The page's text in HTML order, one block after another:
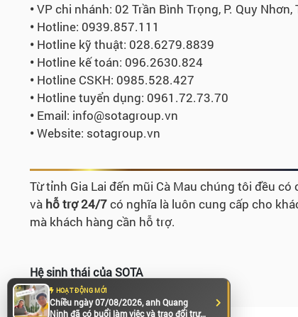
•VP chi nhánh: 02 Trần Bình Trọng, P. Quy Nhơn,
• Hotline: 0939.857.111
• Hotline kỹ thuật: 028.6279.8839
• Hotline kế toán: 096.2630.824
• Hotline CSKH: 0985.528.427
• Hotline tuyển dụng: 0961.72.73.70
• Email: info@sotagroup.vn
•Website: sotagroup.vn
Từ tỉnh Gia Lai đến mũi Cà Mau chúng tôi đều
và hỗ trợ 24/7có nghĩa là luôn cung cấp cho
mà khách hàng cần hỗ trợ.
Hệ sinh thái của SOTA
HOẠT ĐỘNG MỚI
Chiều ngày 07/08/2026, anh Quang
Ninh đã có buổi làm việc và trao đổi trực